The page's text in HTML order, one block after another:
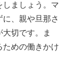
しましょう。マ
、親や旦那さ
切です。ま
ための働きかけ